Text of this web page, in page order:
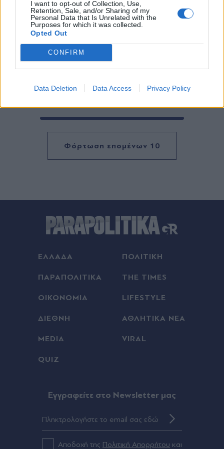
I want to opt-out of Collection, Use,
Retention, Sale, and/or Sharing of my
Personal Data that Is Unrelated with the
Purposes for which it was collected.
Opted Out
CONFIRM
Data Deletion Data Access Privacy Policy
Φόρτωση επομένων 10
ΕΛΛΑΔΑ ΠΟΛΙΤΙΚΗ
ΠΑΡΑΠΟΛΙΤΙΚΑ THE TIMES
ΟΙΚΟΝΟΜΙΑ LIFESTYLE
ΔΙΕΘΝΗ ΑΘΛΗΤΙΚΑ ΝΕΑ
MEDIA VIRAL
QUIZ
Eγγραφείτε στο Newsletter μας
Αποδοχή της Πολιτική Απορρήτου και